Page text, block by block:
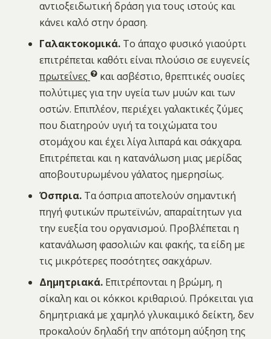
αντιοξειδωτική δράση για τους ιστούς και
κάνει καλό στην όραση.
Γαλακτοκομικά. Το άπαχο φυσικό γιαούρτι
επιτρέπεται καθότι είναι πλούσιο σε ευγενείς
πρωτεΐνες
και ασβέστιο, θρεπτικές ουσίες
πολύτιμες για την υγεία των μυών και των
οστών. Επιπλέον, περιέχει γαλακτικές ζύμες
που διατηρούν υγιή τα τοιχώματα του
στομάχου και έχει λίγα λιπαρά και σάκχαρα.
Επιτρέπεται και η κατανάλωση μιας μερίδας
αποβουτυρωμένου γάλατος ημερησίως.
Όσπρια. Τα όσπρια αποτελούν σημαντική
πηγή φυτικών πρωτεϊνών, απαραίτητων για
την ευεξία του οργανισμού. Προβλέπεται η
κατανάλωση φασολιών και φακής, τα είδη με
τις μικρότερες ποσότητες σακχάρων.
Δημητριακά. Επιτρέπονται η βρώμη, η
σίκαλη και οι κόκκοι κριθαριού. Πρόκειται για
δημητριακά με χαμηλό γλυκαιμικό δείκτη, δεν
προκαλούν δηλαδή την απότομη αύξηση της